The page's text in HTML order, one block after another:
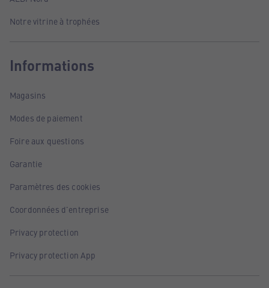
Notre vitrine à trophées
Informations
Magasins
Modes de paiement
Foire aux questions
Garantie
Paramètres des cookies
Coordonnées d'entreprise
Privacy protection
Privacy protection App